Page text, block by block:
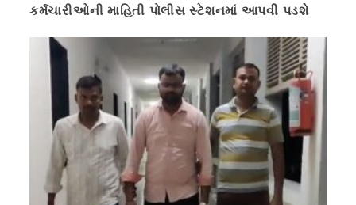
કર્મચારીઓની માહિતી પોલીસ સ્ટેશનમાં આપવી પડશે